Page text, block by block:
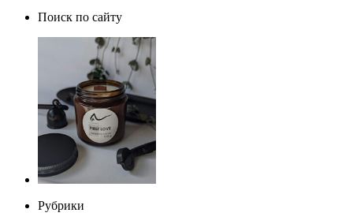
Поиск по сайту
Рубрики